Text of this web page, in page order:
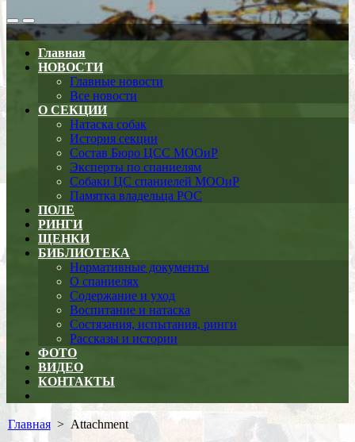
Search
Toggle
Меню
Главная
НОВОСТИ
Главные новости
Все новости
О СЕКЦИИ
Натаска собак
История секции
Состав Бюро ЦСС МООиР
Эксперты по спаниелям
Собаки ЦС спаниелей МООиР
Памятка владельца РОС
ПОЛЕ
РИНГИ
ЩЕНКИ
БИБЛИОТЕКА
Нормативные документы
О спаниелях
Содержание и уход
Воспитание и натаска
Состязания, испытания, ринги
Рассказы и истории
ФОТО
ВИДЕО
КОНТАКТЫ
menu
Главная> Attachment